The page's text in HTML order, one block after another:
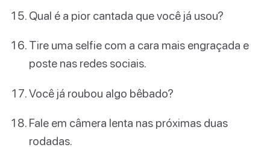
Qual é a pior cantada que você já usou?
Tire uma selfie com a cara mais engraçada e
poste nas redes sociais.
Você já roubou algo bêbado?
Fale em câmera lenta nas próximas duas
rodadas.